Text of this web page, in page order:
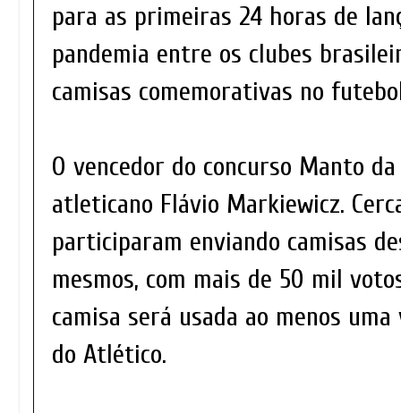
para as primeiras 24 horas de
pandemia entre os clubes
camisas comemorativas no
O vencedor do concurso Manto
atleticano Flávio Markiewicz.
participaram enviando camisas
mesmos, com mais de 50 mil
camisa será usada ao menos
do Atlético.